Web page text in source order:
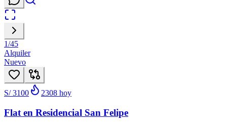
1/45
Alquiler
Nuevo
S/ 3100 2308 hoy
Flat en Residencial San Felipe